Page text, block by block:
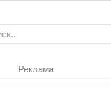
Реклама